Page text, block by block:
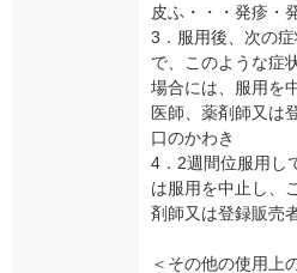
皮ふ・・・発疹・
3．服用後、次の
で、このような症
場合には、服用を
医師、薬剤師又は
口のかわき
4．2週間位服用し
は服用を中止し、
剤師又は登録販売
＜その他の使用上